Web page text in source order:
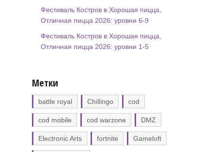
Фестиваль Костров в Хорошая пицца,
Отличная пицца 2026: уровни 6-9
Фестиваль Костров в Хорошая пицца,
Отличная пицца 2026: уровни 1-5
Метки
battle royal Chillingo cod
cod mobile cod warzone DMZ
Electronic Arts fortnite Gameloft